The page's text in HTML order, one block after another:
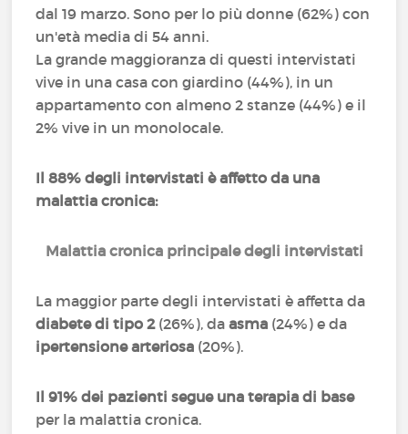
dal 19 marzo. Sono per lo più donne (62%) con
un'età media di 54 anni.
La grande maggioranza di questi intervistati
vive in una casa con giardino (44%), in un
appartamento con almeno 2 stanze (44%) e il
2% vive in un monolocale.
Il 88% degli intervistati è affetto da una
malattia cronica:
Malattia cronica principale degli intervistati
La maggior parte degli intervistati è affetta da
diabete di tipo 2(26%), daasma (24%) e da
ipertensione arteriosa (20%).
Il 91% dei pazienti segue una terapia di base
per la malattia cronica.